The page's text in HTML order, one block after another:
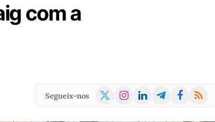
com a
Segueix-nos
X
Instagram
LinkedInTelegramFacebook
RSS